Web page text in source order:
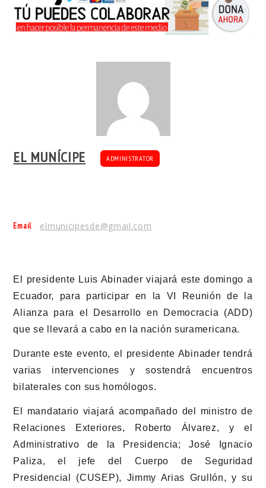
EL MUNÍCIPE ADMINISTRATOR
Email elmunicipesde@gmail.com
El presidente Luis Abinader viajará este domingo a
Ecuador, para participar en la VI Reunión de la
Alianza para el Desarrollo en Democracia (ADD)
que se llevará a cabo en la nación suramericana.
Durante este evento, el presidente Abinader tendrá
varias intervenciones y sostendrá encuentros
bilaterales con sus homólogos.
El mandatario viajará acompañado del ministro de
Relaciones Exteriores, Roberto Álvarez, y el
Administrativo de la Presidencia; José Ignacio
Paliza, el jefe del Cuerpo de Seguridad
Presidencial (CUSEP), Jimmy Arias Grullón, y su